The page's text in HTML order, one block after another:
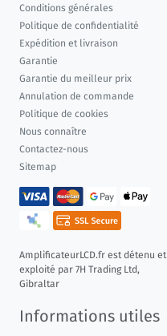
Conditions générales
Politique de confidentialité
Expédition et livraison
Garantie
Garantie du meilleur prix
Annulation de commande
Politique de cookies
Nous connaître
Contactez-nous
Sitemap
AmplificateurLCD.fr est détenu et
exploité par 7H Trading Ltd,
Gibraltar
Informations utiles